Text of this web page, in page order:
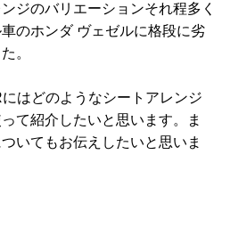
ジのバリエーションそれ程多く
のホンダ ヴェゼルに格段に劣
。
はどのようなシートアレンジ
て紹介したいと思います。ま
いてもお伝えしたいと思いま